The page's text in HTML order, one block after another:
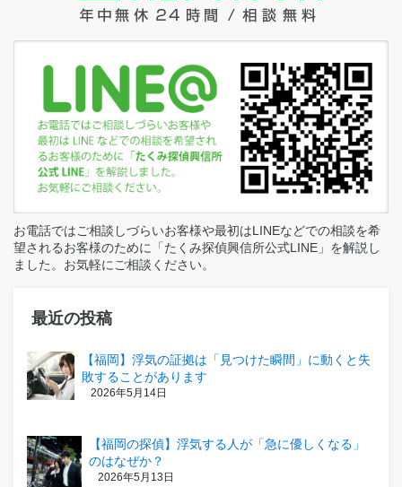
お電話ではご相談しづらいお客様や最初はLINEなどでの相談を希
望されるお客様のために「たくみ探偵興信所公式LINE」を解説し
ました。お気軽にご相談ください。
最近の投稿
【福岡】浮気の証拠は「見つけた瞬間」に動くと失
敗することがあります
2026年5月14日
【福岡の探偵】浮気する人が「急に優しくなる」
のはなぜか？
2026年5月13日